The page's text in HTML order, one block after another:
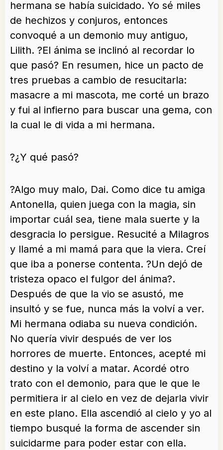
hermana se había suicidado. Yo sé miles
de hechizos y conjuros, entonces
convoqué a un demonio muy antiguo,
Lilith. ?El ánima se inclinó al recordar lo
que pasó? En resumen, hice un pacto de
tres pruebas a cambio de resucitarla:
masacre a mi mascota, me corté un brazo
y fui al infierno para buscar una gema, con
la cual le di vida a mi hermana.
?¿Y qué pasó?
?Algo muy malo, Dai. Como dice tu amiga
Antonella, quien juega con la magia, sin
importar cuál sea, tiene mala suerte y la
desgracia lo persigue. Resucité a Milagros
y llamé a mi mamá para que la viera. Creí
que iba a ponerse contenta. ?Un dejó de
tristeza opaco el fulgor del ánima?.
Después de que la vio se asustó, me
insultó y se fue, nunca más la volví a ver.
Mi hermana odiaba su nueva condición.
No quería vivir después de ver los
horrores de muerte. Entonces, acepté mi
destino y la volví a matar. Acordé otro
trato con el demonio, para que le que le
permitiera ir al cielo en vez de dejarla vivir
en este plano. Ella ascendió al cielo y yo al
tiempo busqué la forma de ascender sin
suicidarme para poder estar con ella.